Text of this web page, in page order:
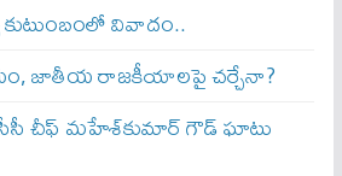
కుటుంబంలో వివాదం..
జాతీయ రాజకీయాలపై చర్చేనా?
చీఫ్ మహేశ్‌కుమార్ గౌడ్ ఘాటు